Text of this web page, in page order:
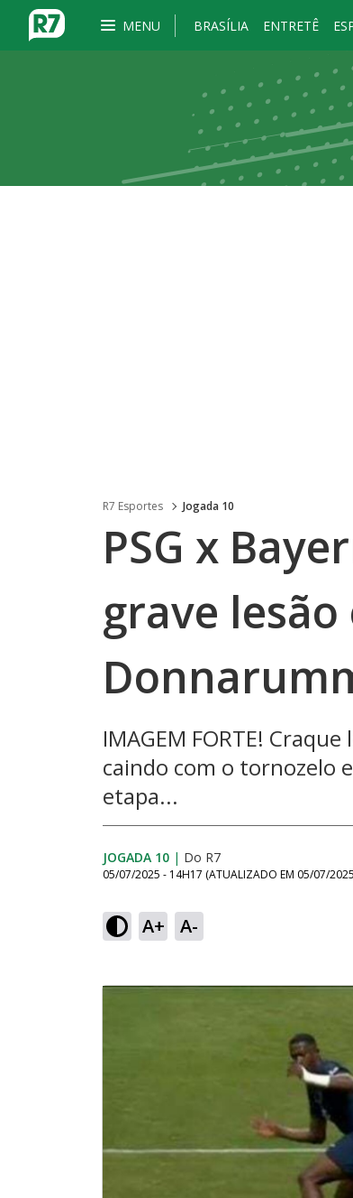
MENU BRASÍLIA ENTRETÊ
R7 Esportes Jogada 10
PSG x
grave
IMAGEM FORTE!
caindo com o tornozelo
etapa...
JOGADA 10 | Do R7
05/07/2025 - 14H17 (ATUALIZADO EM 05/07/
A+ A-